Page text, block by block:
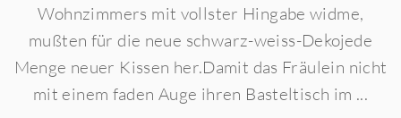
Wohnzimmers mit vollster Hingabe widme,
mußten für die neue schwarz-weiss-Dekojede
Menge neuer Kissen her.Damit das Fräulein nicht
mit einem faden Auge ihren Basteltisch im ...